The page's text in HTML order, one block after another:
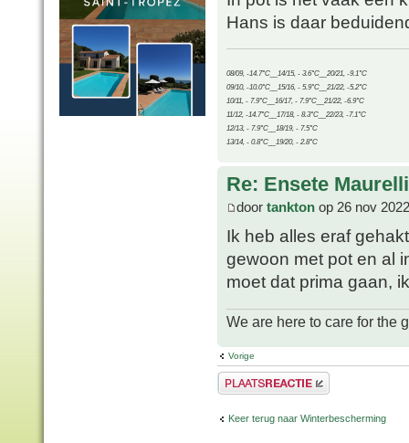
Hans is daar
08/09, -14.7°C__14/15, - 3.6°C__20/21, -9.1°C
09/10, -10.0°C__15/16, - 5.9°C__21/22, -5.2°C
10/11, - 7.9°C__16/17, - 7.9°C__21/22, -6.9°C
11/12, -14.7°C__17/18, - 8.3°C__22/23, -7.1°C
12/13, - 7.9°C__18/19, - 7.5°C
13/14, - 0.8°C__19/20, - 2.8°C
Re: Ensete
door tankton op 26 nov
Ik heb alles eraf
gewoon met pot en al
moet dat prima gaan,
We are here to care for the
Vorige
Plaats een reactie
Keer terug naar Winterbescherming